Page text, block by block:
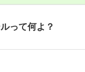
って何よ？